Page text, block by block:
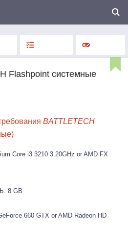
Flashpoint системные
BATTLETECH
Core i3 3210 3.20GHz or AMD FX
8 GB
660 GTX or AMD Radeon HD